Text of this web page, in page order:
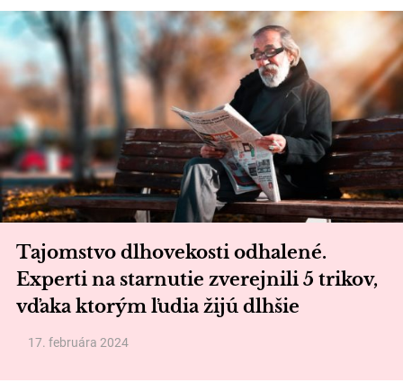
Tajomstvo dlhovekosti odhalené.
Experti na starnutie zverejnili 5 trikov,
vďaka ktorým ľudia žijú dlhšie
17. februára 2024